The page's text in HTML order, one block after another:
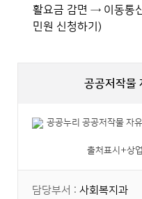
활요금 감면 → 이동통
민원 신청하기)
공공저작물
출처표시+상
담당부서 : 사회복지과